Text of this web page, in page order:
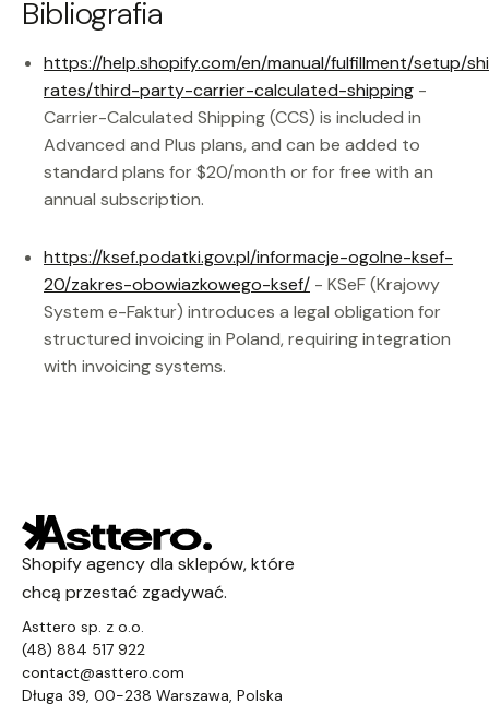
Bibliografia
https://help.shopify.com/en/manual/fulfillment/setup/
rates/third-party-carrier-calculated-shipping -
Carrier-Calculated Shipping (CCS) is included in
Advanced and Plus plans, and can be added to
standard plans for $20/month or for free with an
annual subscription.
https://ksef.podatki.gov.pl/informacje-ogolne-ksef-
20/zakres-obowiazkowego-ksef/ - KSeF (Krajowy
System e-Faktur) introduces a legal obligation for
structured invoicing in Poland, requiring integration
with invoicing systems.
Shopify agency dla sklepów, które
chcą przestać zgadywać.
Asttero sp. z o.o.
(48) 884 517 922
contact@asttero.com
Długa 39, 00-238 Warszawa, Polska